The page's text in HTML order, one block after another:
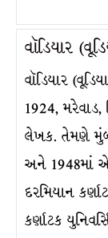
વૉડિયાર
વૉડિયાર
1924, મરેવાડ,
લેખક. તેમણે
અને 1948માં
દરમિયાન
કર્ણાટક